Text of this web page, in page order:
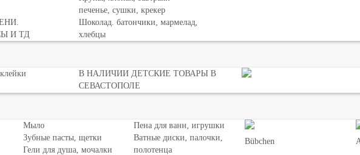
И ТД
печенье, сушки, крекер
Шоколад. батончики, мармелад,
хлебцы
В НАЛИЧИИ ДЕТСКИЕ ТОВАРЫ В
СЕВАСТОПОЛЕ
Мыло
Зубные пасты, щетки
Гели для душа, мочалки
Пена для ванн, игрушки
Ватные диски, палочки,
полотенца
Bübchen